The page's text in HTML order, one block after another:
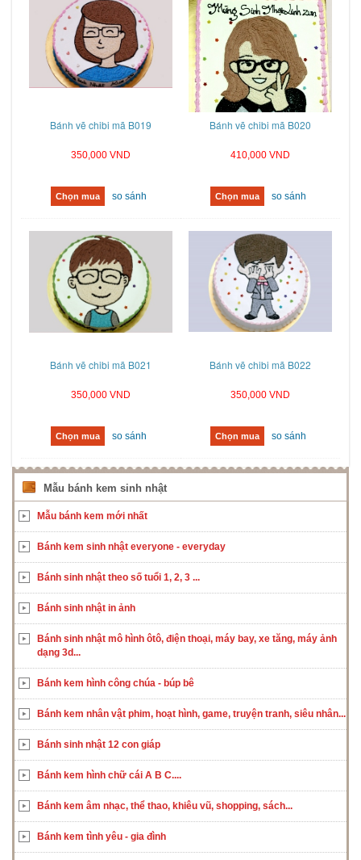
Bánh vẽ chibi mã B019
350,000 VND
Chọn mua so sánh
Bánh vẽ chibi mã B020
410,000 VND
Chọn mua so sánh
Bánh vẽ chibi mã B021
350,000 VND
Chọn mua so sánh
Bánh vẽ chibi mã B022
350,000 VND
Chọn mua so sánh
Mẫu bánh kem sinh nhật
Mẫu bánh kem mới nhất
Bánh kem sinh nhật everyone - everyday
Bánh sinh nhật theo số tuổi 1, 2, 3 ...
Bánh sinh nhật in ảnh
Bánh sinh nhật mô hình ôtô, điện thoại, máy bay, xe tăng, máy ảnh
dạng 3d...
Bánh kem hình công chúa - búp bê
Bánh kem nhân vật phim, hoạt hình, game, truyện tranh, siêu nhân...
Bánh sinh nhật 12 con giáp
Bánh kem hình chữ cái A B C....
Bánh kem âm nhạc, thể thao, khiêu vũ, shopping, sách...
Bánh kem tình yêu - gia đình